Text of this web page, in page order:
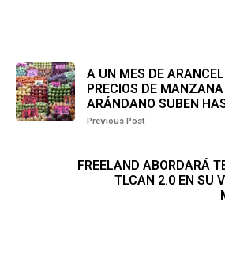
A UN MES DE
PRECIOS DE
ARÁNDANO SUBEN
Previous Post
FREELAND ABORDARÁ
TLCAN 2.0 EN SU